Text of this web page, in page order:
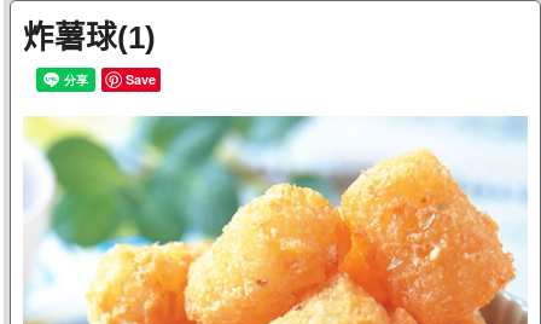
炸薯球(1)
Save